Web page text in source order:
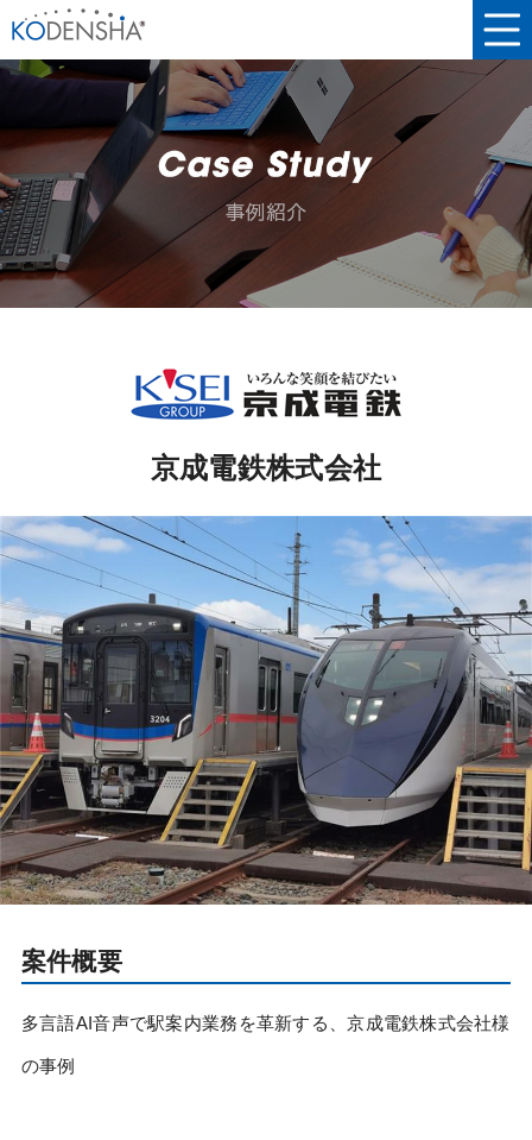
京成電鉄株式会社
案件概要
多言語AI音声で駅案内業務を革新する、京成電鉄株式会社様
の事例